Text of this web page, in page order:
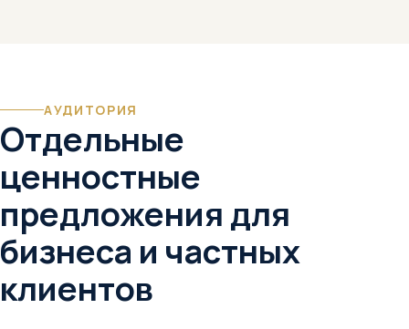
АУДИТОРИЯ
Отдельные
ценностные
предложения для
бизнеса и частных
клиентов